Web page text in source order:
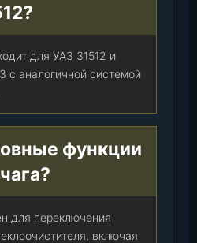
для УАЗ 31512 и
с аналогичной системой
функции
для переключения
включая